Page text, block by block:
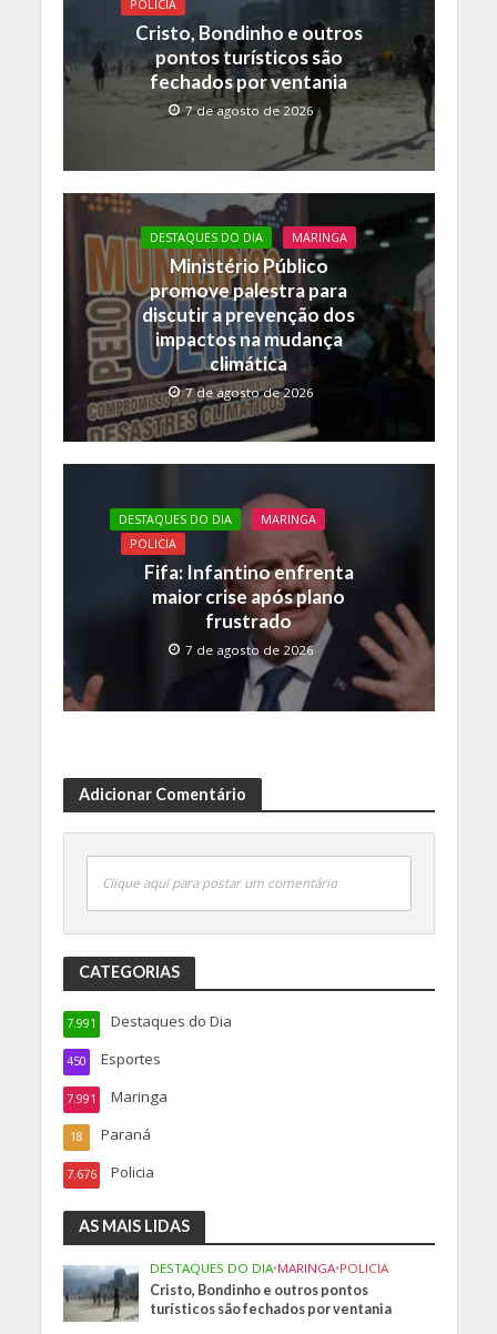
p k
POLICIA
Cristo, Bondinho e outros
pontos turísticos são
fechados por ventania
7 de agosto de 2026
DESTAQUES DO DIA MARINGA
Ministério Público
promove palestra para
discutir a prevenção dos
impactos na mudança
climática
7 de agosto de 2026
DESTAQUES DO DIA
MARINGA
POLICIA
Fifa: Infantino enfrenta
maior crise após plano
frustrado
7 de agosto de 2026
Adicionar Comentário
Clique aqui para postar um comentário
CATEGORIAS
Destaques do Dia
7.991
Esportes
450
Maringa
7.991
Paraná
18
Policia
7.676
AS MAIS LIDAS
DESTAQUES DO DIA•MARINGA•POLICIA
Cristo, Bondinho e outros pontos
turísticos são fechados por ventania